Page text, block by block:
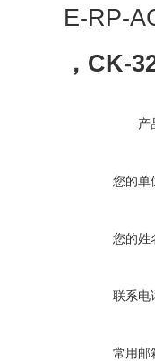
E-RP-
，CK-
产
您的单
您的姓
联系电
常用邮